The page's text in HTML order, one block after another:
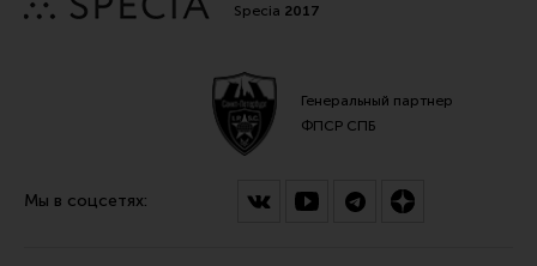
Specia 2017
Генеральный партнер
ФПСР СПБ
Мы в соцсетях: